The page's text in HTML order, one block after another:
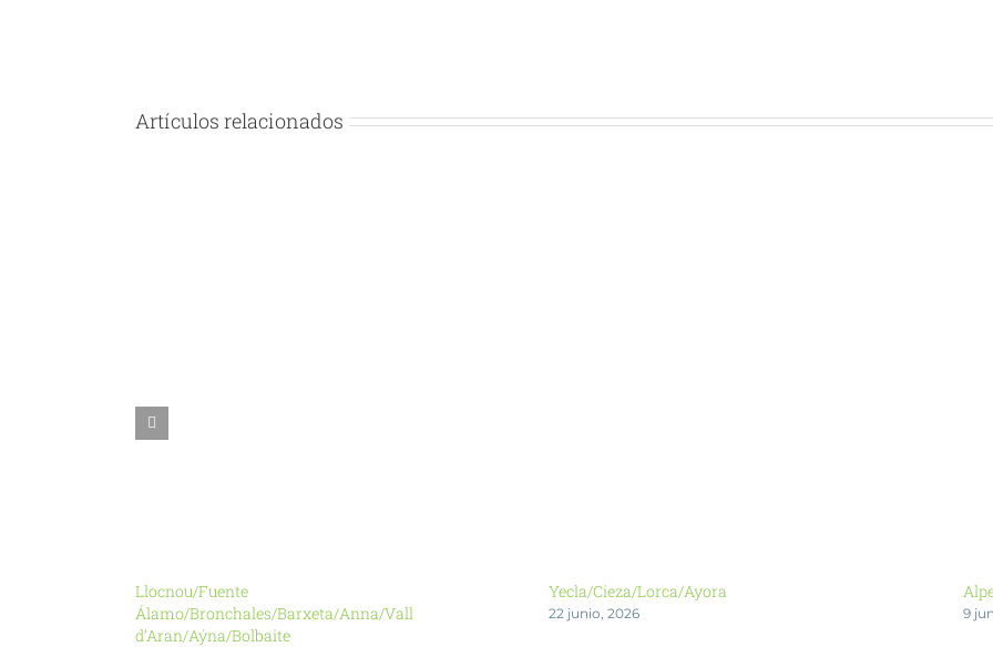
Artículos relacionados
Llocnou/Fuente
Álamo/Bronchales/Barxeta/Anna/Vall
d’Aran/Aýna/Bolbaite
Yecla/Cieza/Lorca/Ayora
22 junio, 2026 9